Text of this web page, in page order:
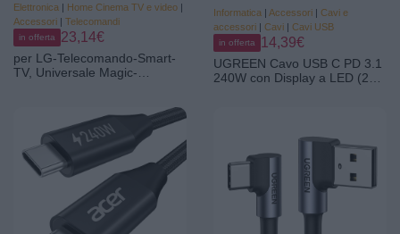
Elettronica | Home Cinema TV e video |
Accessori | Telecomandi
in offerta 23,14€
per LG-Telecomando-Smart-
TV, Universale Magic-
NanoCell QNED OLED QLED
UHD, per MR22, MR23,
MR24, MR25, Ricerca vocale,
scorrimento con il puntatore
Informatica | Accessori | Cavi e
accessori | Cavi | Cavi USB
in offerta 14,39€
UGREEN Cavo USB C PD 3.1
240W con Display a LED (2M)
S26/S25/S24, Pixel 10/9, ecc.